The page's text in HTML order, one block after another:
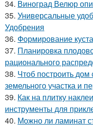
34. Виноград Велюр
35. Универсальные
Удобрения
36. Формирование
37. Планировка
рационального
38. Чтоб построить дом
земельного участка и
39. Как на плитку
инструменты для
40. Можно ли ламинат